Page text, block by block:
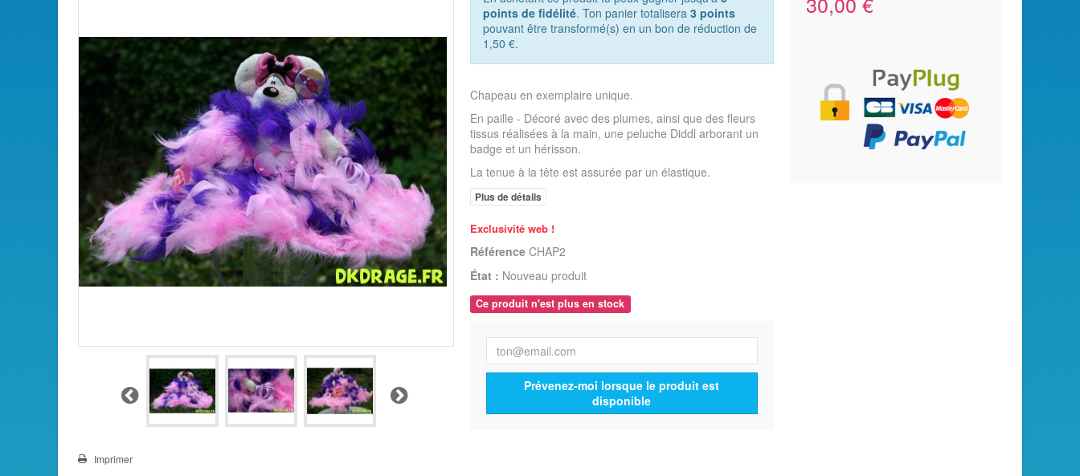
Précédent Suivant
Imprimer
points de fidélité. Ton panier totalisera 3 points
pouvant être transformé(s) en un bon de réduction de
1,50 €.
Chapeau en exemplaire unique.
En paille - Décoré avec des plumes, ainsi que des fleurs
tissus réalisées à la main, une peluche Diddl arborant un
badge et un hérisson.
La tenue à la tête est assurée par un élastique.
Plus de détails
Exclusivité web !
Référence CHAP2
État : Nouveau produit
Ce produit n'est plus en stock
Prévenez-moi lorsque le produit est
disponible